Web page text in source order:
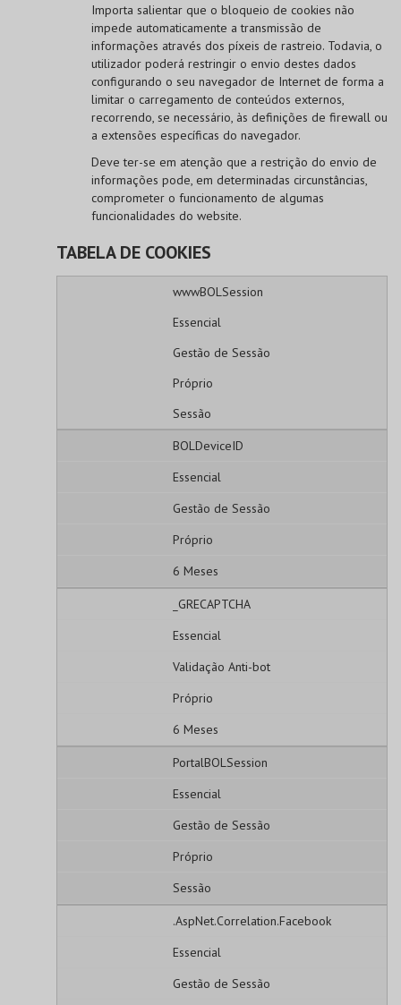
Importa salientar que o bloqueio de cookies não
impede automaticamente a transmissão de
informações através dos píxeis de rastreio. Todavia, o
utilizador poderá restringir o envio destes dados
configurando o seu navegador de Internet de forma a
limitar o carregamento de conteúdos externos,
recorrendo, se necessário, às definições de firewall ou
a extensões específicas do navegador.
Deve ter-se em atenção que a restrição do envio de
informações pode, em determinadas circunstâncias,
comprometer o funcionamento de algumas
funcionalidades do website.
TABELA DE COOKIES
wwwBOLSession
Essencial
Gestão de Sessão
Próprio
Sessão
BOLDeviceID
Essencial
Gestão de Sessão
Próprio
6 Meses
_GRECAPTCHA
Essencial
Validação Anti-bot
Próprio
6 Meses
PortalBOLSession
Essencial
Gestão de Sessão
Próprio
Sessão
.AspNet.Correlation.Facebook
Essencial
Gestão de Sessão